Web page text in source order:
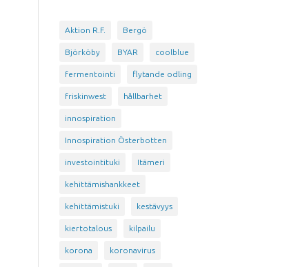
Aktion R.F. Bergö
Björköby BYAR coolblue
fermentointi flytande odling
friskinwest hållbarhet
innospiration
Innospiration Österbotten
investointituki Itämeri
kehittämishankkeet
kehittämistuki kestävyys
kiertotalous kilpailu
korona koronavirus